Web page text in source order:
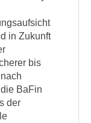
in Zukunft
bis
BaFin
der